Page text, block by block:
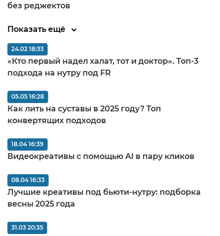
без реджектов
Показать ещё
«Кто первый надел халат, тот и доктор». Топ-3
подхода на нутру под FR
24.02 18:33
Как лить на суставы в 2025 году? Топ
конвертящих подходов
05.05 16:28
Видеокреативы с помощью AI в пару кликов
18.04 16:39
Лучшие креативы под бьюти-нутру: подборка
весны 2025 года
08.04 16:33
31.03 20:35